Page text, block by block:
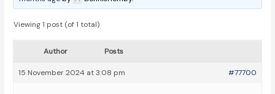
Viewing 1 post (of 1 total)
Author Posts
15 November 2024 at 3:08 pm #77700